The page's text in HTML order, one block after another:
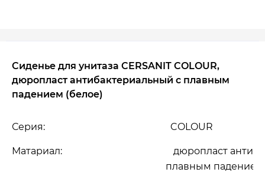
Сиденье для унитаза CERSANIT COLOUR,
дюропласт антибактериальный с плавным
падением (белое)
Серия: COLOUR
Матариал: дюропласт
плавным